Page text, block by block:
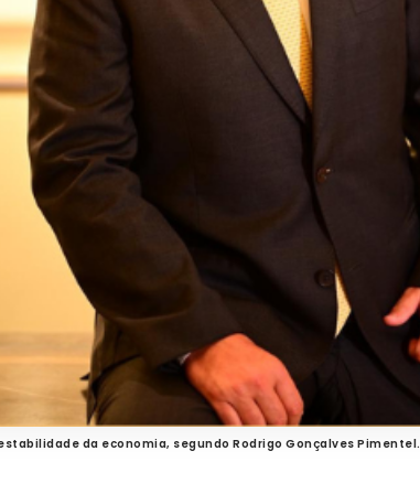
da economia, segundo Rodrigo Gonçalves Pimentel.